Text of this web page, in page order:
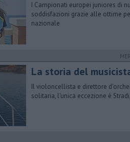
I Campionati europei juniores di
soddisfazioni grazie alle ottime
nazionale
La storia del
Il violoncellista e direttore
solitaria, l'unica eccezione è